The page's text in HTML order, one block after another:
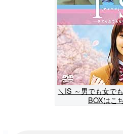
＼IS ～男でも女で
BOXはこ